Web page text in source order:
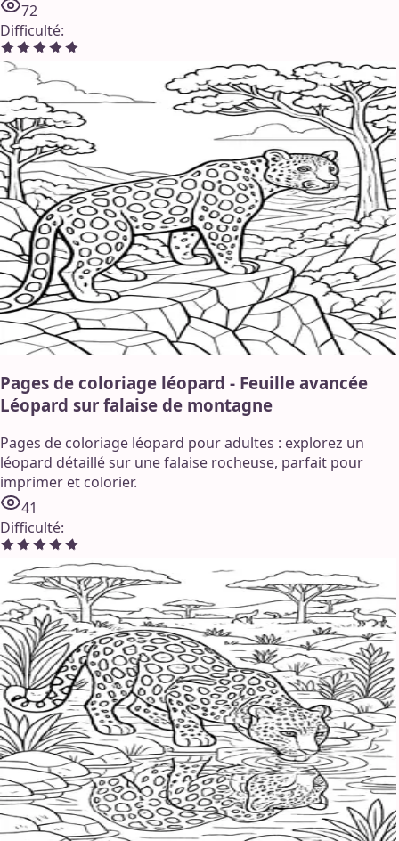
72
Difficulté:
Pages de coloriage léopard - Feuille avancée
Léopard sur falaise de montagne
Pages de coloriage léopard pour adultes : explorez un
léopard détaillé sur une falaise rocheuse, parfait pour
imprimer et colorier.
41
Difficulté: